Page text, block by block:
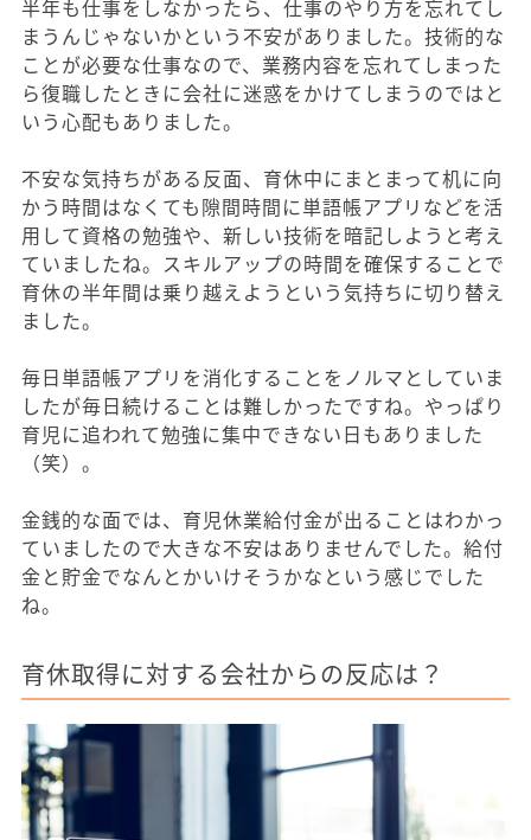
半年も仕事をしなかったら、仕事のやり方を忘れてし
まうんじゃないかという不安がありました。技術的な
ことが必要な仕事なので、業務内容を忘れてしまった
ら復職したときに会社に迷惑をかけてしまうのではと
いう心配もありました。
不安な気持ちがある反面、育休中にまとまって机に向
かう時間はなくても隙間時間に単語帳アプリなどを活
用して資格の勉強や、新しい技術を暗記しようと考え
ていましたね。スキルアップの時間を確保することで
育休の半年間は乗り越えようという気持ちに切り替え
ました。
毎日単語帳アプリを消化することをノルマとしていま
したが毎日続けることは難しかったですね。やっぱり
育児に追われて勉強に集中できない日もありました
（笑）。
金銭的な面では、育児休業給付金が出ることはわかっ
ていましたので大きな不安はありませんでした。給付
金と貯金でなんとかいけそうかなという感じでした
ね。
育休取得に対する会社からの反応は？